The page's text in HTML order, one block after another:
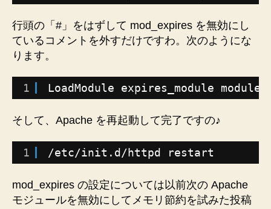
行頭の「#」をはずして mod_expires を無効にし
ているコメントを外すだけですわ。次のようにな
ります。
1 LoadModule expires_module modules
そして、Apache を再起動して完了ですの♪
1 /etc/init .d /httpd restart
mod_expires の設定については以前次の Apache
モジュールを無効にしてメモリ節約を試みた投稿